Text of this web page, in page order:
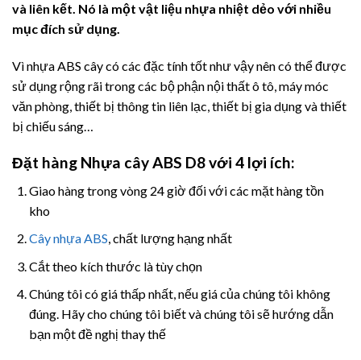
và liên kết. Nó là một vật liệu nhựa nhiệt dẻo với nhiều
mục đích sử dụng.
Vì nhựa ABS cây có các đặc tính tốt như vậy nên có thể được
sử dụng rộng rãi trong các bộ phận nội thất ô tô, máy móc
văn phòng, thiết bị thông tin liên lạc, thiết bị gia dụng và thiết
bị chiếu sáng…
Đặt hàng Nhựa câyABS D8 với 4 lợi ích:
Giao hàng trong vòng 24 giờ đối với các mặt hàng tồn
kho
Cây nhựa ABS, chất lượng hạng nhất
Cắt theo kích thước là tùy chọn
Chúng tôi có giá thấp nhất, nếu giá của chúng tôi không
đúng. Hãy cho chúng tôi biết và chúng tôi sẽ hướng dẫn
bạn một đề nghị thay thế